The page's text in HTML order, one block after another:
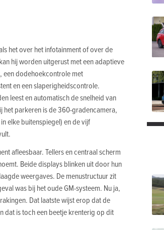
het over het infotainment of over de
hij worden uitgerust met een adaptieve
een dodehoekcontrole met
en een slaperigheidscontrole.
leest en automatisch de snelheid van
het parkeren is de 360-gradencamera,
elke buitenspiegel) en de vijf
afleesbaar. Tellers en centraal scherm
Beide displays blinken uit door hun
weergaves. De menustructuur zit
was bij het oude GM-systeem. Nu ja,
Dat laatste wijst erop dat de
dat is toch een beetje krenterig op dit